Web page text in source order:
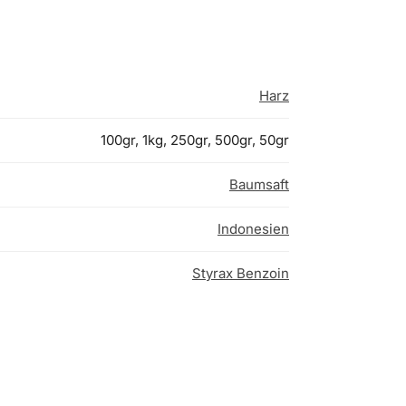
Harz
100gr, 1kg, 250gr, 500gr, 50gr
Baumsaft
Indonesien
Styrax Benzoin